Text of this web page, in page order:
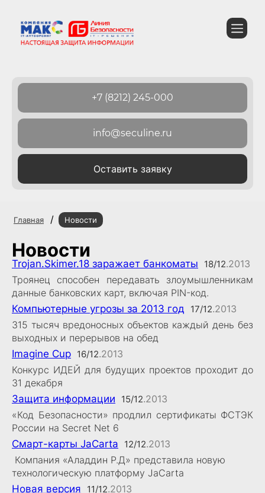
+7 (8212) 245-000
info@seculine.ru
Оставить заявку
Главная / Новости
Новости
Trojan.Skimer.18 заражает банкоматы 18/12.2013
Троянец способен передавать злоумышленникам
данные банковских карт, включая PIN-код.
Компьютерные угрозы за 2013 год
17/12.2013
315 тысяч вредоносных объектов каждый день без
выходных и перерывов на обед
Imagine Cup 16/12.2013
Конкурс ИДЕЙ для будущих проектов проходит до
31 декабря
Защита информации
15/12.2013
«Код Безопасности» продлил сертификаты ФСТЭК
России на Secret Net 6
Смарт-карты JaCarta
12/12.2013
Компания «Аладдин Р.Д» представила новую
технологическую платформу JaCarta
Новая версия
11/12.2013